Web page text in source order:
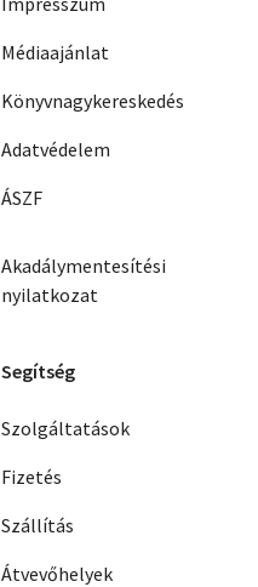
Médiaajánlat
Könyvnagykereskedés
Adatvédelem
ÁSZF
Akadálymentesítési
nyilatkozat
Segítség
Szolgáltatások
Fizetés
Szállítás
Átvevőhelyek